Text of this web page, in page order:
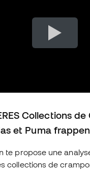
Collections
et Puma
te propose une
collections de